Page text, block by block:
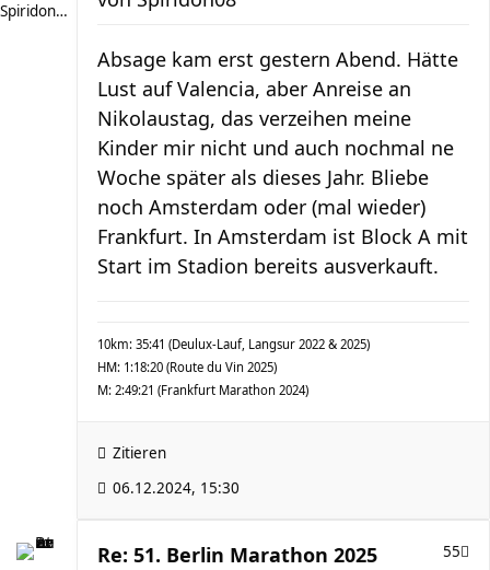
Spiridon08
Absage kam erst gestern Abend. Hätte
Lust auf Valencia, aber Anreise an
Nikolaustag, das verzeihen meine
Kinder mir nicht und auch nochmal ne
Woche später als dieses Jahr. Bliebe
noch Amsterdam oder (mal wieder)
Frankfurt. In Amsterdam ist Block A mit
Start im Stadion bereits ausverkauft.
10km: 35:41 (Deulux-Lauf, Langsur 2022 & 2025)
HM: 1:18:20 (Route du Vin 2025)
M: 2:49:21 (Frankfurt Marathon 2024)
Zitieren
06.12.2024, 15:30
Re: 51. Berlin Marathon 2025 55